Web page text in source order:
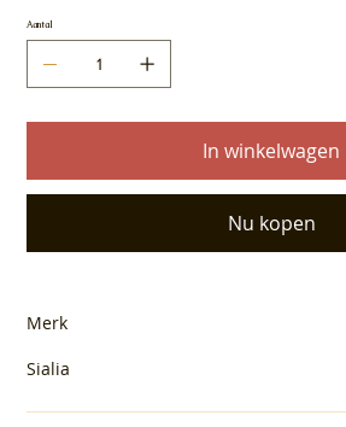
Aantal
In winkelwagen
Nu kopen
Merk
Sialia